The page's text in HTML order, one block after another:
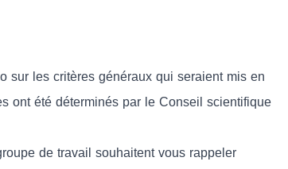
sur les critères généraux qui seraient mis en
ont été déterminés par le Conseil scientifique
de travail souhaitent vous rappeler